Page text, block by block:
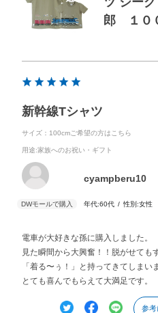
郎 １０
新幹線Tシャツ
サイズ：100cmご希望の方はこちら
用途:家族へのお祝い・ギフト
cyampberu10
年代:60代 性別:女性
電車が大好きな孫に購入しました。
見た瞬間から大興奮！！脱がせても
「着る〜ぅ！」と持ってきてしまい
とても喜んでもらえて大満足です。
参考